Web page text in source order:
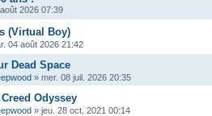
2026 07:39
(Virtual Boy)
04 août 2026 21:42
Dead Space
» mer. 08 juil. 2026 20:35
Odyssey
» jeu. 28 oct. 2021 00:14